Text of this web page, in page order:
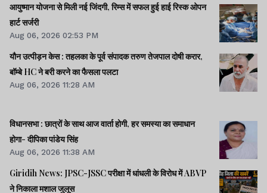
आयुष्मान योजना से मिली नई जिंदगी, रिम्स में सफल हुई हाई रिस्क ओपन
हार्ट सर्जरी
Aug 06, 2026 02:53 PM
यौन उत्पीड़न केस : तहलका के पूर्व संपादक तरुण तेजपाल दोषी करार,
बॉम्बे HC ने बरी करने का फैसला पलटा
Aug 06, 2026 11:28 AM
विधानसभा : छात्रों के साथ आज वार्ता होगी, हर समस्या का समाधान
होगा- दीपिका पांडेय सिंह
Aug 06, 2026 11:38 AM
Giridih News: JPSC-JSSC परीक्षा में धांधली के विरोध में ABVP
ने निकाला मशाल जुलूस